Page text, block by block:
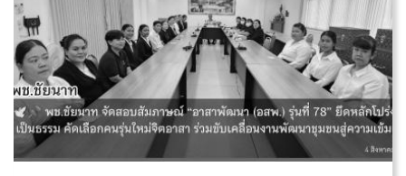
วันอังคารที่ 4 สิงหาคม 2569